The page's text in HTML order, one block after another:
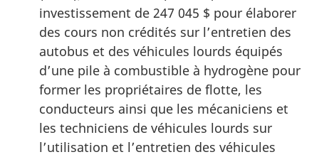
investissement de 247 045 $ pour élaborer
des cours non crédités sur l’entretien des
autobus et des véhicules lourds équipés
d’une pile à combustible à hydrogène pour
former les propriétaires de flotte, les
conducteurs ainsi que les mécaniciens et
les techniciens de véhicules lourds sur
l’utilisation et l’entretien des véhicules